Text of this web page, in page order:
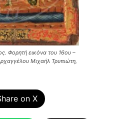
Φορητή εικόνα του 16ου –
Μιχαήλ Τρυπιώτη,
on X